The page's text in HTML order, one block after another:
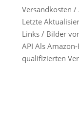
Versandkosten
Letzte
Links / Bilder
API Als
qualifizierten